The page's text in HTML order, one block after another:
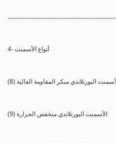
4- أنواع الأسمنت
الأسمنت البورتلاندي مبكر المقاومة العالية
(9) الأسمنت البورتلاندي منخفض الحرارة